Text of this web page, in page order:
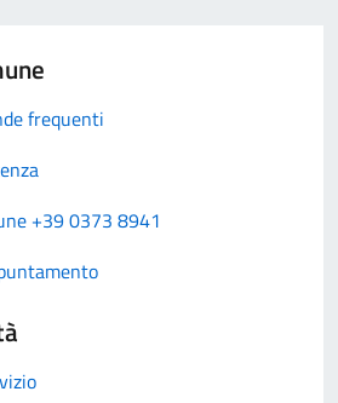
frequenti
+39 0373 8941